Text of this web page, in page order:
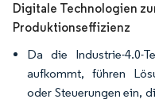
Digitale Technologien
Produktionseffizienz
Da die Industrie-4.0-
aufkommt, führen
oder Steuerungen ein,